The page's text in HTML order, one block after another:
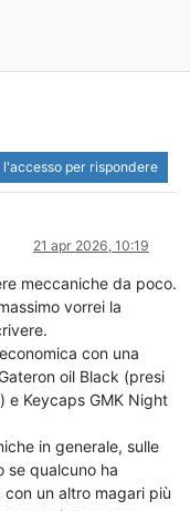
l'accesso per rispondere
21 apr 2026, 10:19
meccaniche da poco.
vorrei la
con una
oil Black (presi
e Keycaps GMK Night
in generale, sulle
se qualcuno ha
un altro magari più